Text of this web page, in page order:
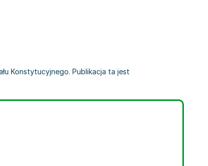
Konstytucyjnego. Publikacja ta jest